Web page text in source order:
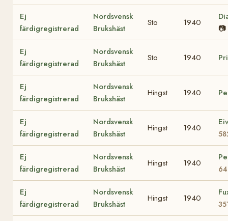
Ej
färdigregistrerad
Nordsvensk
Brukshäst
Sto 1940
📷
Ej
färdigregistrerad
Nordsvensk
Brukshäst
Sto 1940
Ej
färdigregistrerad
Nordsvensk
Brukshäst
Hingst 1940
Ej
färdigregistrerad
Nordsvensk
Brukshäst
Hingst 1940
Ej
färdigregistrerad
Nordsvensk
Brukshäst
Hingst 1940
Ej
färdigregistrerad
Nordsvensk
Brukshäst
Hingst 1940